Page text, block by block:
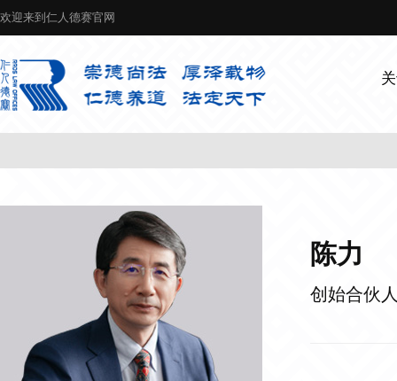
欢迎来到仁人德赛官网
陈力
创始合伙